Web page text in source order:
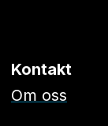
Kontakt
Om oss